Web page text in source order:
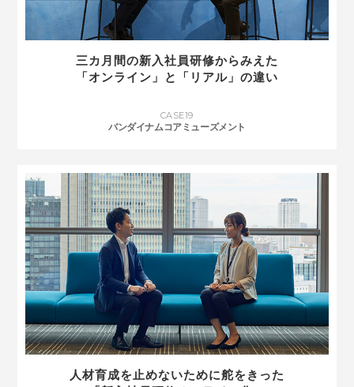
三カ月間の新入社員研修からみえた
「オンライン」と「リアル」の違い
CASE19
バンダイナムコアミューズメント
人材育成を止めないために舵をきった